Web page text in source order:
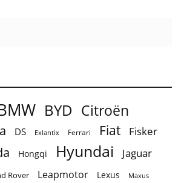
BYD Citroën
DS Exlantix Ferrari Fiat Fisker
Hongqi Hyundai Jaguar
Rover Leapmotor Lexus Maxus